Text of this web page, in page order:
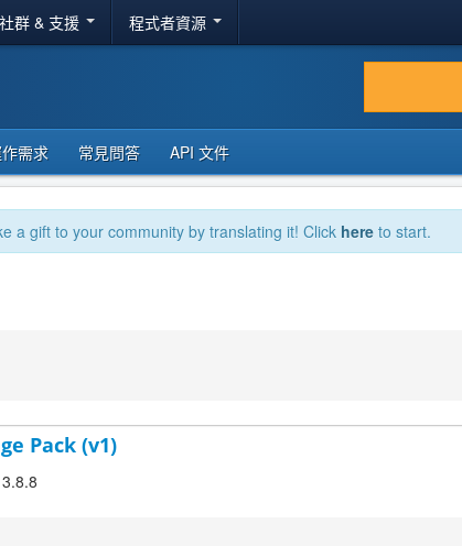
社群 & 支援 程式者資源
需求 常見問答 API 文件
a gift to your community by translating it! Click here to start.
Pack (v1)